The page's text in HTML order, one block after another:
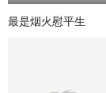
最是烟火慰平生